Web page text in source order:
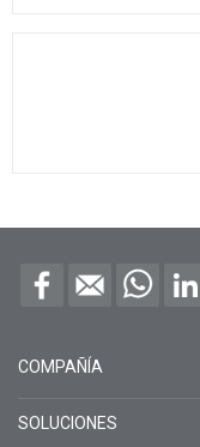
COMPAÑÍA
SOLUCIONES